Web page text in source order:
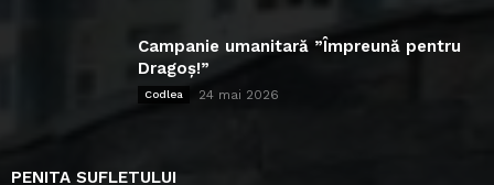
Campanie umanitară ”Împreună pentru
Dragoș!”
Codlea 24 mai 2026
PENITA SUFLETULUI